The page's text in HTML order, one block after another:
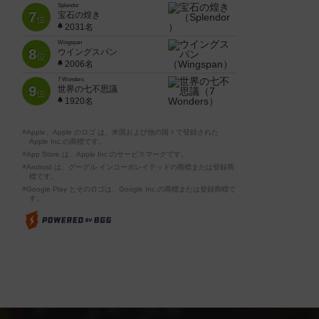
7位
Splendor
宝石の煌き
2031名
8位
Wingspan
ウイングスパン
2006名
9位
7 Wonders
世界の七不思議
1920名
※Apple、Apple のロゴ は、米国および他の国々で登録された
Apple Inc.の商標です。
※App Store は、Apple Inc.のサービスマークです。
※Android は、グーグル インコーポレイテッドの商標または登録商
標です。
※Google Play とそのロゴは、Google Inc.の商標または登録商標で
す。